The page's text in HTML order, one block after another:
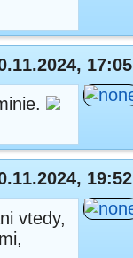
17:05
19:52
vtedy,